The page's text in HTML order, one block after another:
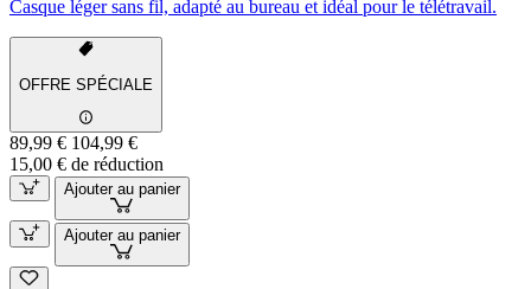
Casque léger sans fil, adapté au bureau et idéal pour le télétravail.
OFFRE SPÉCIALE
89,99 € 104,99 €
15,00 € de réduction
Ajouter au panier
Ajouter au panier